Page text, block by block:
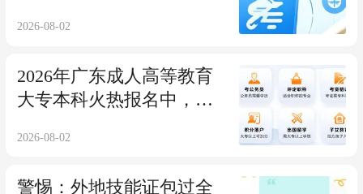
2026-08-02
2026年广东成人高等教育
大专本科火热报名中，附
2026-08-02
警惕：外地技能证包过全